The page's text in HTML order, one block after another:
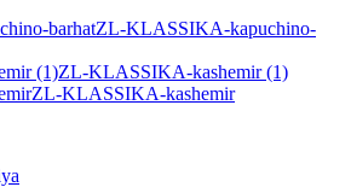
ZL-KLASSIKA-kapuchino-
ZL-KLASSIKA-kashemir (1)
ZL-KLASSIKA-kashemir